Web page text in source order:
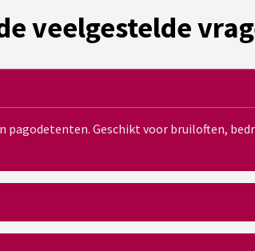
veelgestelde
Geschikt voor bruiloften,